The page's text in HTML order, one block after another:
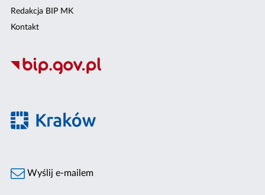
Redakcja BIP MK
Kontakt
Wyślij e-mailem